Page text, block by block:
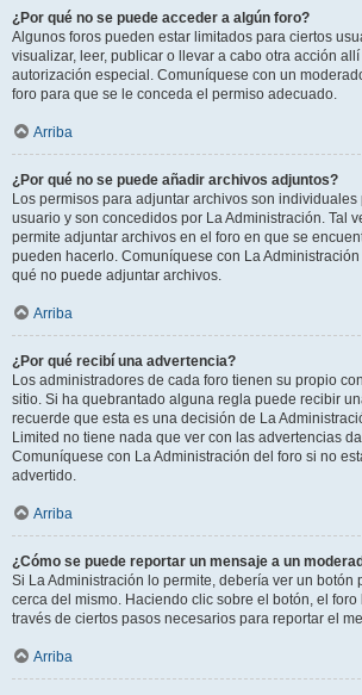
¿Por qué no se puede acceder a algún foro?
Algunos foros pueden estar limitados para ciertos
visualizar, leer, publicar o llevar a cabo otra acción
autorización especial. Comuníquese con un
foro para que se le conceda el permiso adecuado.
Arriba
¿Por qué no se puede añadir archivos adjuntos?
Los permisos para adjuntar archivos son
usuario y son concedidos por La Administración. Tal
permite adjuntar archivos en el foro en que se
pueden hacerlo. Comuníquese con La
qué no puede adjuntar archivos.
Arriba
¿Por qué recibí una advertencia?
Los administradores de cada foro tienen su propio
sitio. Si ha quebrantado alguna regla puede recibir
recuerde que esta es una decisión de La
Limited no tiene nada que ver con las advertencias
Comuníquese con La Administración del foro si no
advertido.
Arriba
¿Cómo se puede reportar un mensaje a un
Si La Administración lo permite, debería ver un botón
cerca del mismo. Haciendo clic sobre el botón, el
través de ciertos pasos necesarios para reportar el
Arriba